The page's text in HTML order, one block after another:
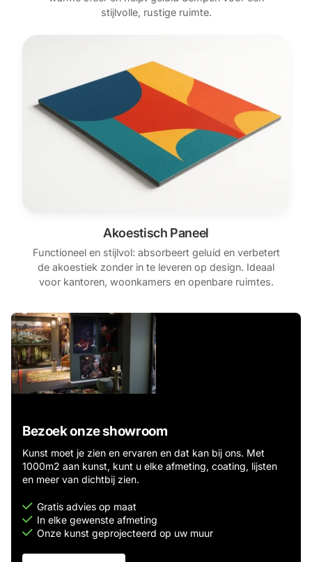
stijlvolle, rustige ruimte.
Akoestisch Paneel
Functioneel en stijlvol: absorbeert geluid en verbetert
de akoestiek zonder in te leveren op design. Ideaal
voor kantoren, woonkamers en openbare ruimtes.
Bezoek onze showroom
Kunst moet je zien en ervaren en dat kan bij ons. Met
1000m2 aan kunst, kunt u elke afmeting, coating, lijsten
en meer van dichtbij zien.
Gratis advies op maat
In elke gewenste afmeting
Onze kunst geprojecteerd op uw muur